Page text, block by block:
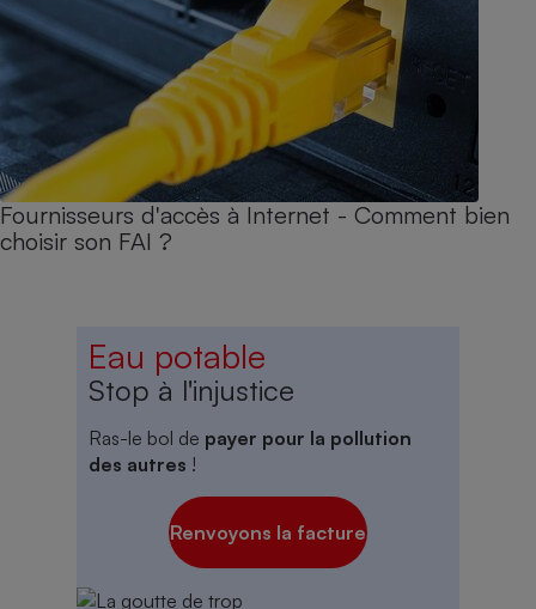
Fournisseurs d'accès à Internet - Comment bien
choisir son FAI ?
Eau potable
Stop à l'injustice
Ras-le bol de payer pour la pollution
des autres !
Renvoyons la facture